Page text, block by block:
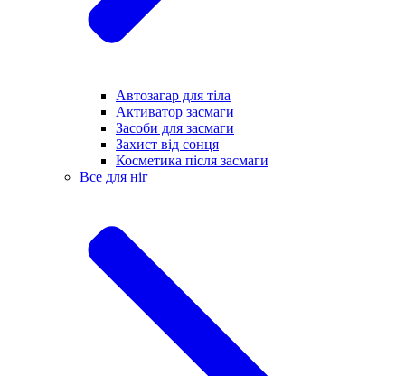
Автозагар для тіла
Активатор засмаги
Засоби для засмаги
Захист від сонця
Косметика після засмаги
Все для ніг